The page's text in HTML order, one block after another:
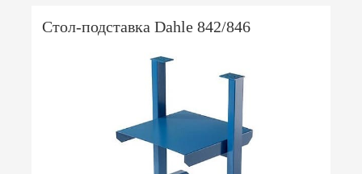
Стол-подставка Dahle 842/846